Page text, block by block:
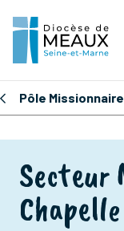
Pôle
Secteur